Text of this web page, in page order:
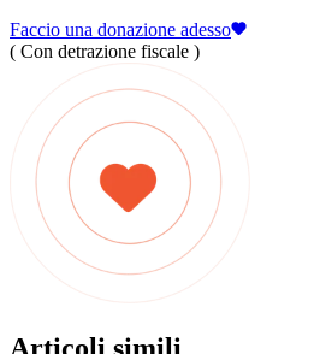
Faccio una donazione adesso
( Con detrazione fiscale )
Articoli simili